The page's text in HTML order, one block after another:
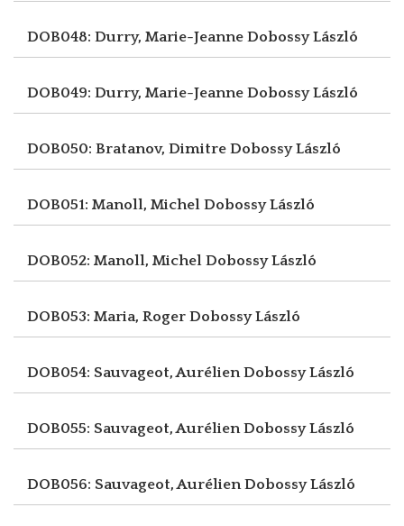
DOB048: Durry, Marie-Jeanne Dobossy László
DOB049: Durry, Marie-Jeanne Dobossy László
DOB050: Bratanov, Dimitre Dobossy László
DOB051: Manoll, Michel Dobossy László
DOB052: Manoll, Michel Dobossy László
DOB053: Maria, Roger Dobossy László
DOB054: Sauvageot, AurélienDobossy László
DOB055: Sauvageot, AurélienDobossy László
DOB056: Sauvageot, AurélienDobossy László